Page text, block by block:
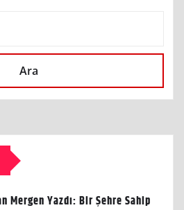
Ara
Mergen Yazdı: Bir Şehre Sahip